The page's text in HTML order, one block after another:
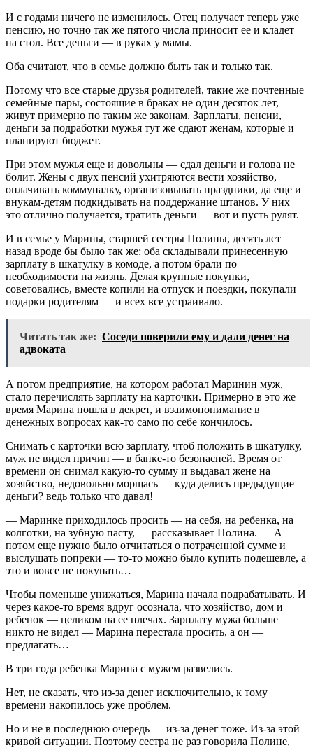
И с годами ничего не изменилось. Отец получает теперь уже
пенсию, но точно так же пятого числа приносит ее и кладет
на стол. Все деньги — в руках у мамы.
Оба считают, что в семье должно быть так и только так.
Потому что все старые друзья родителей, такие же почтенные
семейные пары, состоящие в браках не один десяток лет,
живут примерно по таким же законам. Зарплаты, пенсии,
деньги за подработки мужья тут же сдают женам, которые и
планируют бюджет.
При этом мужья еще и довольны — сдал деньги и голова не
болит. Жены с двух пенсий ухитряются вести хозяйство,
оплачивать коммуналку, организовывать праздники, да еще и
внукам-детям подкидывать на поддержание штанов. У них
это отлично получается, тратить деньги — вот и пусть рулят.
И в семье у Марины, старшей сестры Полины, десять лет
назад вроде бы было так же: оба складывали принесенную
зарплату в шкатулку в комоде, а потом брали по
необходимости на жизнь. Делая крупные покупки,
советовались, вместе копили на отпуск и поездки, покупали
подарки родителям — и всех все устраивало.
Читать так же: Соседи поверили ему и дали денег на
адвоката
А потом предприятие, на котором работал Маринин муж,
стало перечислять зарплату на карточки. Примерно в это же
время Марина пошла в декрет, и взаимопонимание в
денежных вопросах как-то само по себе кончилось.
Снимать с карточки всю зарплату, чтоб положить в шкатулку,
муж не видел причин — в банке-то безопасней. Время от
времени он снимал какую-то сумму и выдавал жене на
хозяйство, недовольно морщась — куда делись предыдущие
деньги? ведь только что давал!
— Маринке приходилось просить — на себя, на ребенка, на
колготки, на зубную пасту, — рассказывает Полина. — А
потом еще нужно было отчитаться о потраченной сумме и
выслушать попреки — то-то можно было купить подешевле, а
это и вовсе не покупать…
Чтобы поменьше унижаться, Марина начала подрабатывать. И
через какое-то время вдруг осознала, что хозяйство, дом и
ребенок — целиком на ее плечах. Зарплату мужа больше
никто не видел — Марина перестала просить, а он —
предлагать…
В три года ребенка Марина с мужем развелись.
Нет, не сказать, что из-за денег исключительно, к тому
времени накопилось уже проблем.
Но и не в последнюю очередь — из-за денег тоже. Из-за этой
кривой ситуации. Поэтому сестра не раз говорила Полине,